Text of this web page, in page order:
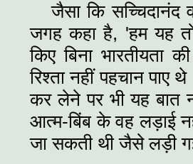
जैसा कि सच्चिदानंद
जगह कहा है, 'हम यह
किए बिना भारतीयता
रिश्‍ता नहीं पहचान पाए
कर लेने पर भी यह बात
आत्‍म-बिंब के वह लड़ाई
जा सकती थी जैसे लड़ी